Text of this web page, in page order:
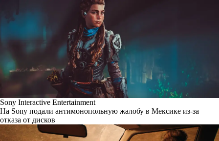
Sony Interactive Entertainment
На Sony подали антимонопольную жалобу в Мексике из-за
отказа от дисков